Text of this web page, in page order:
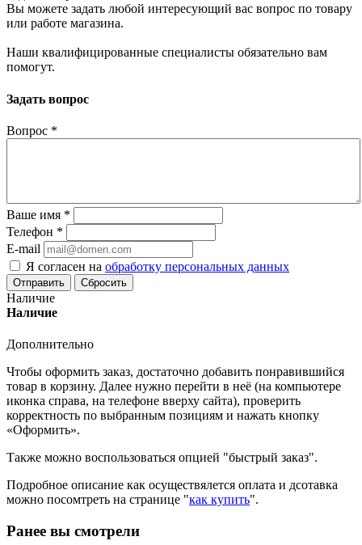
Вы можете задать любой интересующий вас вопрос по товару
или работе магазина.
Наши квалифицированные специалисты обязательно вам
помогут.
Задать вопрос
Вопрос *
Ваше имя *
Телефон *
E-mail
Я согласен на обработку персональных данных
Сбросить
Наличие
Наличие
Дополнительно
Чтобы оформить заказ, достаточно добавить понравившийся
товар в корзину. Далее нужно перейти в неё (на компьютере
иконка справа, на телефоне вверху сайта), проверить
корректность по выбранным позициям и нажать кнопку
«Оформить».
Также можно воспользоваться опцией "быстрый заказ".
Подробное описание как осуществялется оплата и дсотавка
можно посомтреть на странице "как купить".
Ранее вы смотрели